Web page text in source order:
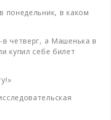
понедельник, в каком
в четверг, а Машенька в
купил себе билет